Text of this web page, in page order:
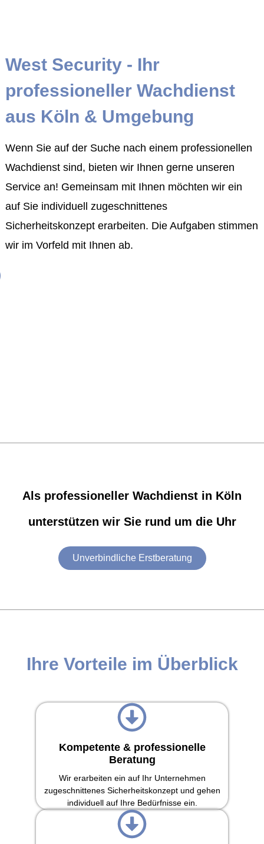
West Security - Ihr
professioneller Wachdienst
aus Köln & Umgebung
Wenn Sie auf der Suche nach einem professionellen
Wachdienst sind, bieten wir Ihnen gerne unseren
Service an! Gemeinsam mit Ihnen möchten wir ein
auf Sie individuell zugeschnittenes
Sicherheitskonzept erarbeiten. Die Aufgaben stimmen
wir im Vorfeld mit Ihnen ab.
Als professioneller Wachdienst in Köln
unterstützen wir Sie rund um die Uhr
Unverbindliche Erstberatung
Ihre Vorteile im Überblick
Kompetente & professionelle
Beratung
Wir erarbeiten ein auf Ihr Unternehmen
zugeschnittenes Sicherheitskonzept und gehen
individuell auf Ihre Bedürfnisse ein.